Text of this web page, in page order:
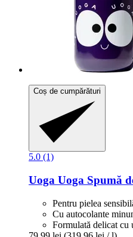
Coș de cumpărături
5.0 (1)
Uoga Uoga Spumă
Pentru pielea
Cu autocolante
Formulată delicat cu